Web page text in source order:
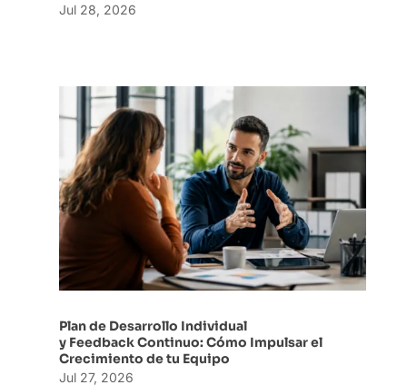
Jul 28, 2026
Plan de Desarrollo Individual
y Feedback Continuo: Cómo Impulsar el
Crecimiento de tu Equipo
Jul 27, 2026